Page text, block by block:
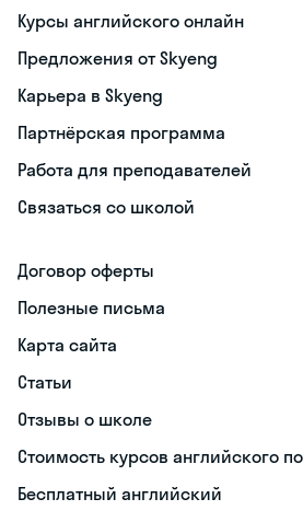
Курсы английского онлайн
Предложения от Skyeng
Карьера в Skyeng
Партнёрская программа
Работа для преподавателей
Связаться со школой
Договор оферты
Полезные письма
Карта сайта
Статьи
Отзывы о школе
Стоимость курсов английского
Бесплатный английский